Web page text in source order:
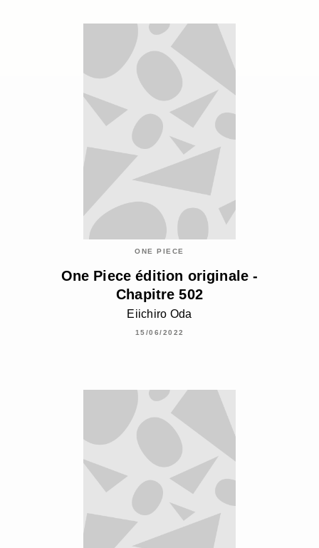
ONE PIECE
One Piece édition originale -
Chapitre 502
Eiichiro Oda
15/06/2022